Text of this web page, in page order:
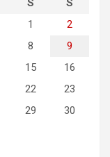
S
S
1
2
8
9
15
16
22
23
29
30